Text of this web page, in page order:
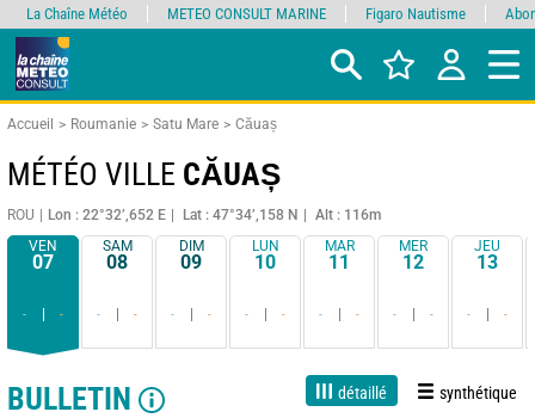
Accueil Roumanie Satu Mare Căuaș
MÉTÉO VILLE CĂUAȘ
ROU Lon : 22°32’,652 E Lat : 47°34’,158 N
Alt : 116m
VEN
07
- -
SAM
08
- -
DIM
09
- -
LUN
10
- -
MAR
11
- -
MER
12
- -
JEU
13
- -
BULLETIN détaillé synthétique
La Chaîne Météo METEO CONSULT MARINE Figaro Nautisme